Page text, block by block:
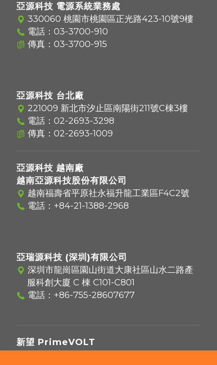
亞源科技 電源系統業務處
330060 桃園市桃園區正光路423-10號9樓
電話： 03-3700-910
傳真：03-3700-915
亞源科技 台北廠
221009 新北市汐止區南陽街211號C棟3樓
電話： 02-2693-3298
傳真：02-2693-1009
亞源科技 越南廠
越南亞源科技股份有限公司
越南福壽省平原社永福升龍工業區F4C2號
電話： +84-21-1388-2968
亞瑞源科技 (深圳)有限公司
深圳市龍崗區園山街道大康社區山水二路產
服科創大廈 C 棟 C101-C801
電話： +86-755-28607677
新望 PrimeVOLT